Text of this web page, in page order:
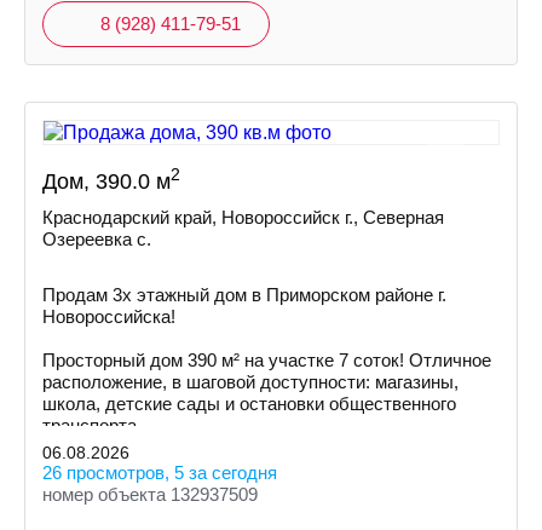
8 (928) 411-79-51
Дом, 390.0 м2
Краснодарский край, Новороссийск г., Северная
Озереевка с.
Продам 3х этажный дом в Приморском районе г.
Новоросcийскa!
Просторный дом 390 м² на участке 7 соток! Отличное
расположение, в шаговой доступности: магазины,
школа, детские сады и остановки общественного
транспорта.
06.08.2026
26 просмотров, 5 за сегодня
номер объекта 132937509